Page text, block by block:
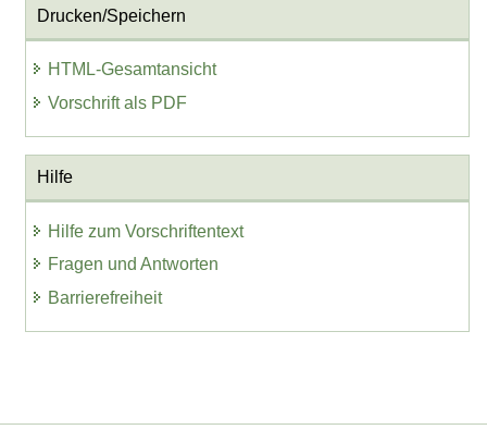
Drucken/Speichern
HTML-Gesamtansicht
Vorschrift als PDF
Hilfe
Hilfe zum Vorschriftentext
Fragen und Antworten
Barrierefreiheit